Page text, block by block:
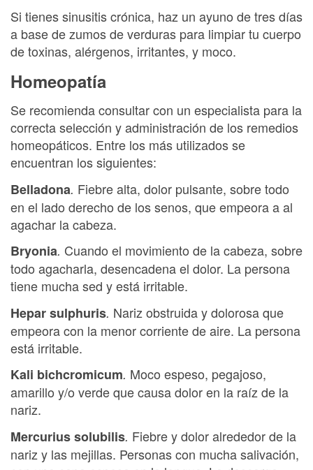
Si tienes sinusitis crónica, haz un ayuno de tres días
a base de zumos de verduras para limpiar tu cuerpo
de toxinas, alérgenos, irritantes, y moco.
Homeopatía
Se recomienda consultar con un especialista para la
correcta selección y administración de los remedios
homeopáticos. Entre los más utilizados se
encuentran los siguientes:
Belladona. Fiebre alta, dolor pulsante, sobre todo
en el lado derecho de los senos, que empeora a al
agachar la cabeza.
Bryonia. Cuando el movimiento de la cabeza, sobre
todo agacharla, desencadena el dolor. La persona
tiene mucha sed y está irritable.
Hepar sulphuris. Nariz obstruida y dolorosa que
empeora con la menor corriente de aire. La persona
está irritable.
Kali bichcromicum. Moco espeso, pegajoso,
amarillo y/o verde que causa dolor en la raíz de la
nariz.
Mercurius solubilis. Fiebre y dolor alrededor de la
nariz y las mejillas. Personas con mucha salivación,